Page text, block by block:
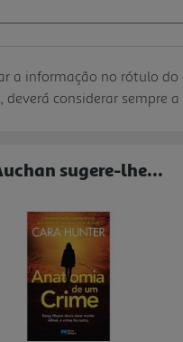
a informação no rótulo do
considerar sempre
sugere-lhe...